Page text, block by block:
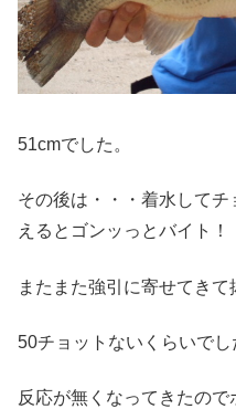
51cmでした。
その後は・・・着水して
えるとゴンッっとバイト！
またまた強引に寄せてき
50チョットないくらいでし
反応が無くなってきたの